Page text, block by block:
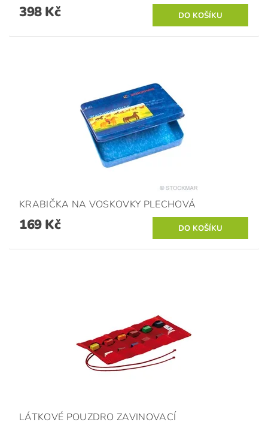
398 Kč
KRABIČKA NA VOSKOVKY PLECHOVÁ
169 Kč
LÁTKOVÉ POUZDRO ZAVINOVACÍ